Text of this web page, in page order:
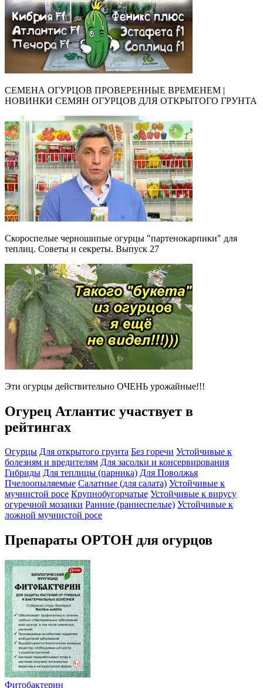
СЕМЕНА ОГУРЦОВ ПРОВЕРЕННЫЕ ВРЕМЕНЕМ |
НОВИНКИ СЕМЯН ОГУРЦОВ ДЛЯ ОТКРЫТОГО ГРУНТА
Скороспелые черношипые огурцы "партенокарпики" для
теплиц. Советы и секреты. Выпуск 27
Эти огурцы действительно ОЧЕНЬ урожайные!!!
Огурец Атлантис участвует в
рейтингах
Огурцы Для открытого грунта Без горечи Устойчивые к
болезням и вредителям Для засолки и консервирования
Гибриды Для теплицы (парника) Для Поволжья
Пчелоопыляемые Салатные (для салата) Устойчивые к
мучнистой росе Крупнобугорчатые Устойчивые к вирусу
огуречной мозаики Ранние (раннеспелые) Устойчивые к
ложной мучнистой росе
Препараты ОРТОН для огурцов
Фитобактерин